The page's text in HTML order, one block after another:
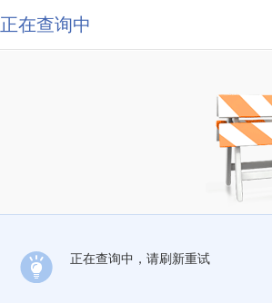
正在查询中
正在查询中，请刷新重试